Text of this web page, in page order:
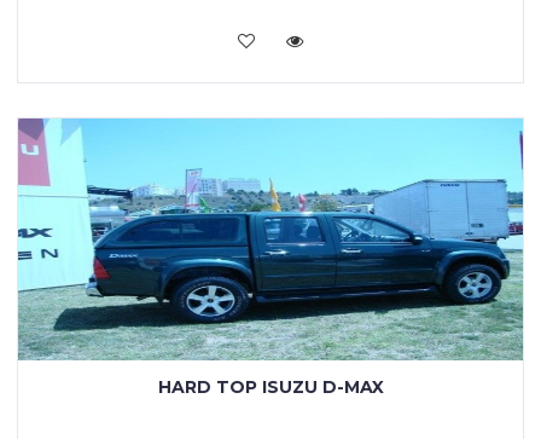
KOUPIT
HARD TOP ISUZU D-MAX